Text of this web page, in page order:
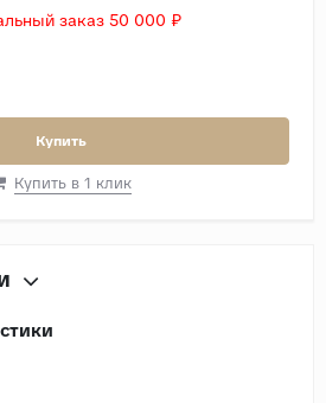
заказ 50 000 ₽
Купить
Купить в 1 клик